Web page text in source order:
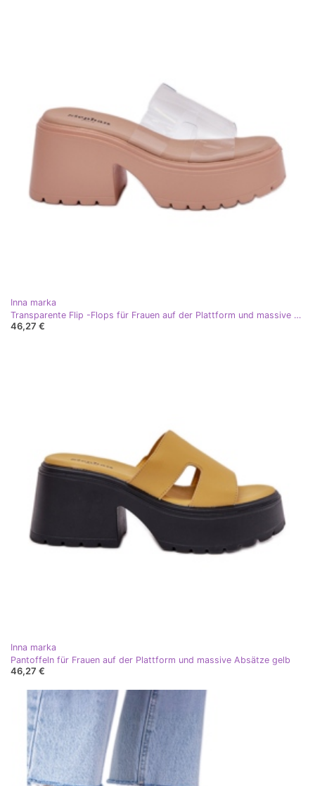
Inna marka
Transparente Flip -Flops für Frauen auf der Plattform und massive beige Absätze
46,27 €
Inna marka
Pantoffeln für Frauen auf der Plattform und massive Absätze gelb
46,27 €